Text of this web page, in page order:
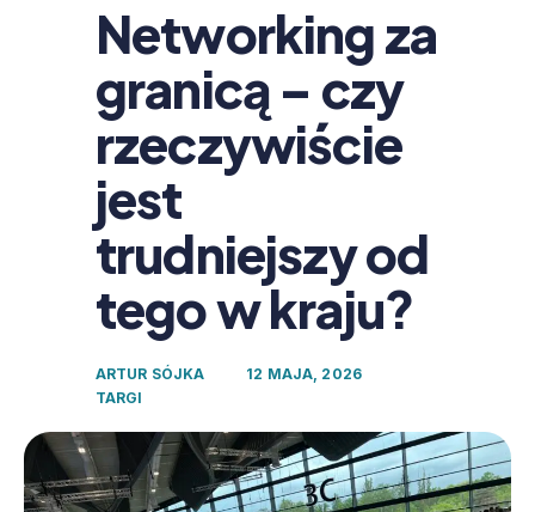
Networking za
granicą – czy
rzeczywiście
jest
trudniejszy od
tego w kraju?
ARTUR SÓJKA
12 MAJA, 2026
TARGI